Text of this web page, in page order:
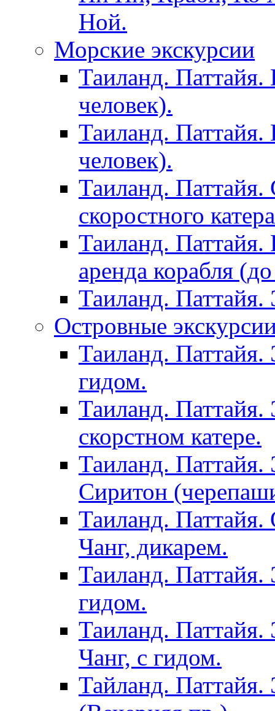
Ной.
Морские экскурсии
Таиланд. Паттайя.
человек).
Таиланд. Паттайя.
человек).
Таиланд. Паттайя.
скоростного
Таиланд. Паттайя.
аренда корабля
Таиланд.
Островные
Таиланд. Паттайя.
гидом.
Таиланд.
скорстном катере.
Таиланд.
Сиритон
Таиланд.
Чанг, дикарем.
Таиланд.
гидом.
Таиланд.
Чанг, с гидом.
Тайланд. Паттайя.